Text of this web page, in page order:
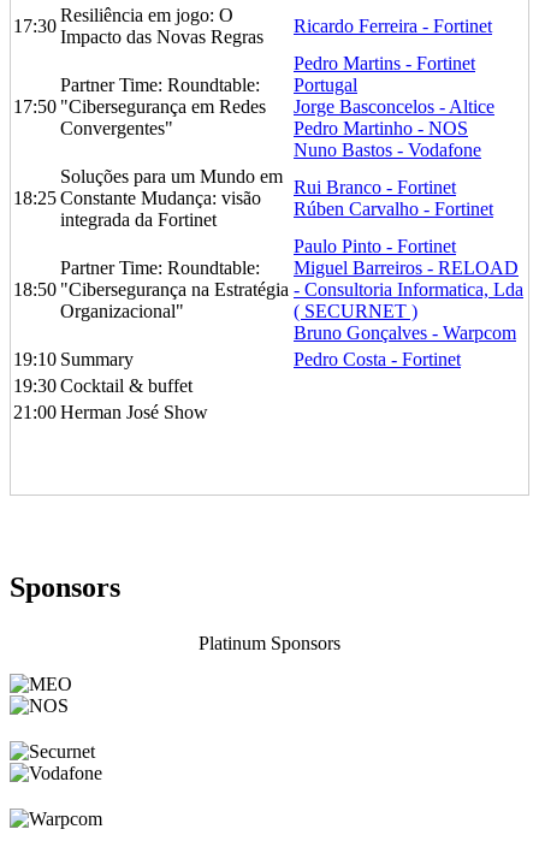
17:30
Resiliência em jogo: O
Impacto das Novas Regras
Ricardo Ferreira - Fortinet
17:50
Partner Time: Roundtable:
"Cibersegurança em Redes
Convergentes"
Pedro Martins - Fortinet
Portugal
Jorge Basconcelos - Altice
Pedro Martinho - NOS
Nuno Bastos - Vodafone
18:25
Soluções para um Mundo em
Constante Mudança: visão
integrada da Fortinet
Rui Branco - Fortinet
Rúben Carvalho - Fortinet
18:50
Partner Time: Roundtable:
"Cibersegurança na Estratégia
Organizacional"
Paulo Pinto - Fortinet
Miguel Barreiros - RELOAD
- Consultoria Informatica, Lda
( SECURNET )
Bruno Gonçalves - Warpcom
19:10 Summary
Pedro Costa - Fortinet
19:30Cocktail & buffet
21:00Herman José Show
Sponsors
Platinum Sponsors